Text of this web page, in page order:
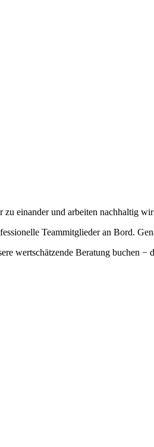
einander und arbeiten nachhaltig
Teammitglieder an Bord.
wertschätzende Beratung buchen